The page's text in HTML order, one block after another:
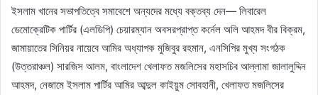
ইসলাম খানের সভাপতিত্বে সমাবেশে অন্যদের মধ্যে বক্তব্য দেন— লিবারেল
ডেমোক্রেটিক পার্টির (এলডিপি) চেয়ারম্যান অবসরপ্রাপ্ত কর্নেল অলি আহমদ বীর বিক্রম,
জামায়াতের সিনিয়র নায়েবে আমির অধ্যাপক মুজিবুর রহমান, এনসিপির মুখ্য সংগঠক
(উত্তরাঞ্চল) সারজিস আলম, বাংলাদেশ খেলাফত মজলিসের মহাসচিব আল্লামা জালালুদ্দিন
আহমদ, নেজামে ইসলাম পার্টির আমির আব্দুল কাইয়ুম সোবহানী, খেলাফত মজলিসের